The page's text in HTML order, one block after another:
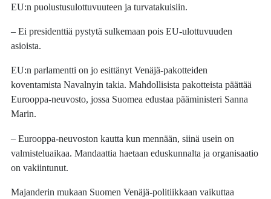
EU:n puolustusulottuvuuteen ja turvatakuisiin.
– Ei presidenttiä pystytä sulkemaan pois EU-ulottuvuuden
asioista.
EU:n parlamentti on jo esittänyt Venäjä-pakotteiden
koventamista Navalnyin takia. Mahdollisista pakotteista päättää
Eurooppa-neuvosto, jossa Suomea edustaa pääministeri Sanna
Marin.
– Eurooppa-neuvoston kautta kun mennään, siinä usein on
valmisteluaikaa. Mandaattia haetaan eduskunnalta ja organisaatio
on vakiintunut.
Majanderin mukaan Suomen Venäjä-politiikkaan vaikuttaa